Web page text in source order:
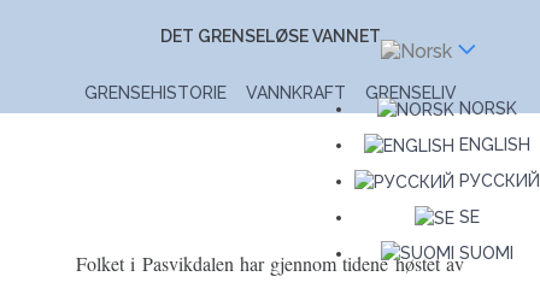
DET GRENSELØSE VANNET
GRENSEHISTORIE VANNKRAFT
GRENSELIV
NORSK
ENGLISH
РУССКИЙ
SE
SUOMI
Folket i Pasvikdalen har gjennom tidene høstet av